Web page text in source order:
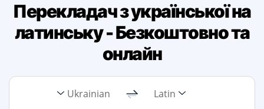
Перекладач з української на
латинську - Безкоштовно та
онлайн
Ukrainian Latin